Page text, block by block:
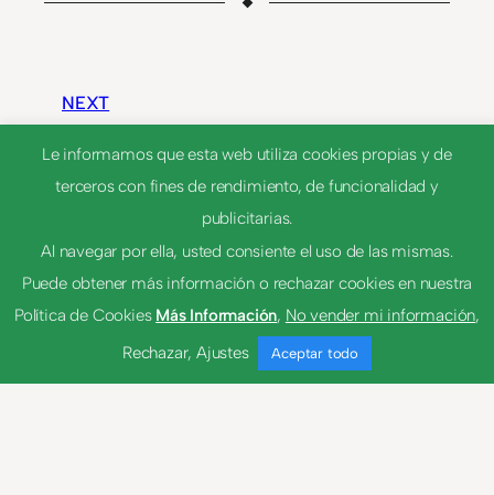
NEXT
ensayar
Le informamos que esta web utiliza cookies propias y de
terceros con fines de rendimiento, de funcionalidad y
publicitarias.
Al navegar por ella, usted consiente el uso de las mismas.
Puede obtener más información o rechazar cookies en nuestra
Política de Cookies Más Información, No vender mi información,
Rechazar, Ajustes Aceptar todo